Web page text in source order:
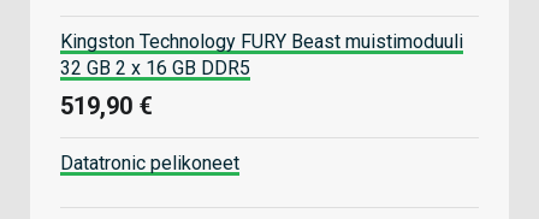
Kingston Technology FURY Beast muistimoduuli
32 GB 2 x 16 GB DDR5
519,90 €
Datatronic pelikoneet